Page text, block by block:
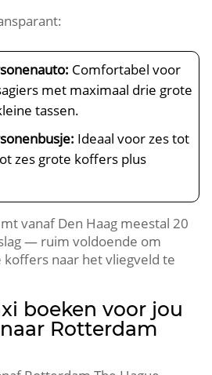
Comfortabel voor
met maximaal drie grote
tassen.
Ideaal voor zes tot
zes grote koffers plus
vanaf Den Haag meestal 20
— ruim voldoende om
naar het vliegveld te
boeken voor jou
Rotterdam